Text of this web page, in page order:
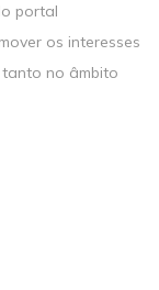
portal
os interesses
no âmbito